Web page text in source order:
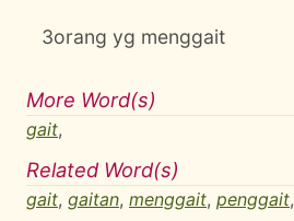
3orang yg menggait
More Word(s)
gait,
Related Word(s)
gait, gaitan, menggait, penggait,